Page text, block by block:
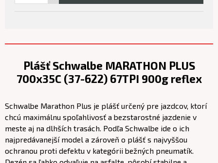
Plášť Schwalbe MARATHON PLUS
700x35C (37-622) 67TPI 900g reflex
Schwalbe Marathon Plus je plášť určený pre jazdcov, ktorí
chcú maximálnu spoľahlivosť a bezstarostné jazdenie v
meste aj na dlhších trasách. Podľa Schwalbe ide o ich
najpredávanejší model a zároveň o plášť s najvyššou
ochranou proti defektu v kategórii bežných pneumatík.